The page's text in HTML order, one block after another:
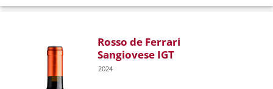
Rosso de Ferrari
Sangiovese IGT
2024